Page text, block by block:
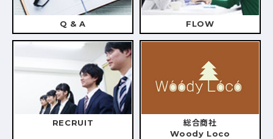
Q & A FLOW
RECRUIT
総合商社
Woody Loco